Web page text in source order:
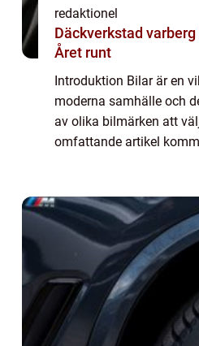
redaktionel
Däckverkstad
Året runt
Introduktion Bilar är en
moderna samhälle och
av olika bilmärken att
omfattande artikel